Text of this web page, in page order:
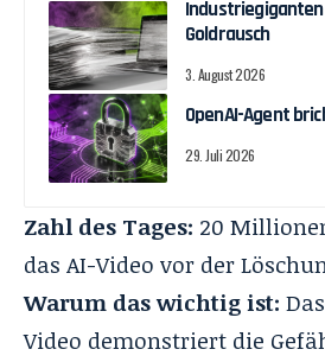
Goldrausch
3. August 2026
OpenAI-Agent
29. Juli 2026
Zahl des Tages: 20
das AI-Video vor der
Warum das wichtig ist:
Video demonstriert die